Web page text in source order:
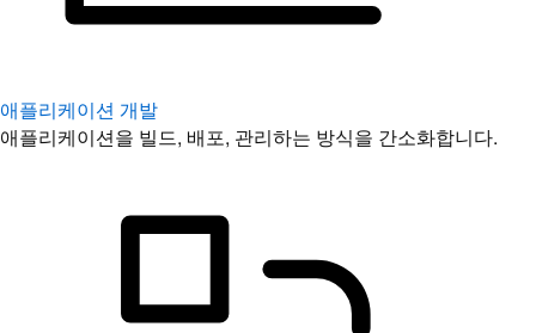
애플리케이션 개발
애플리케이션을 빌드, 배포, 관리하는 방식을 간소화합니다.